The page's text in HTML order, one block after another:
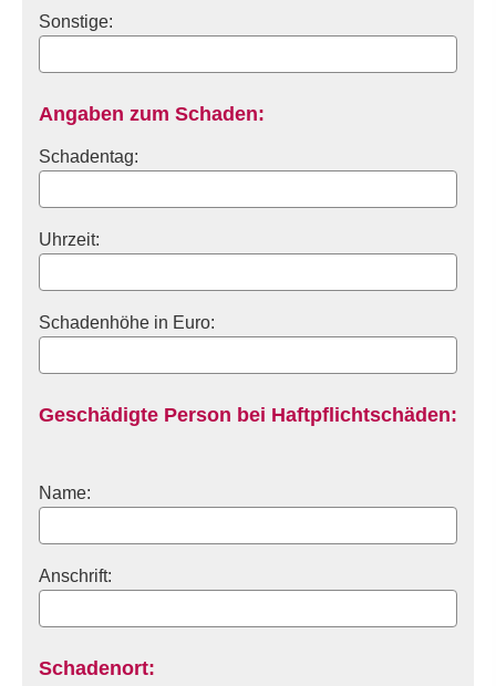
Sonstige:
Angaben zum Schaden:
Schadentag:
Uhrzeit:
Schadenhöhe in Euro:
Geschädigte Person bei Haft­pflichtschäden:
Name:
Anschrift:
Schadenort: